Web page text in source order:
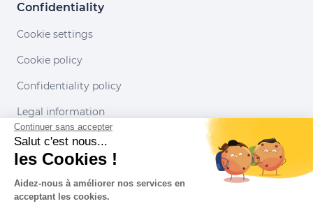
Confidentiality
Cookie settings
Cookie policy
Confidentiality policy
Legal information
Conditions of use
Our partners
Continuer sans accepter
Salut c'est nous...
les Cookies !
Aidez-nous à améliorer nos services en
acceptant les cookies.